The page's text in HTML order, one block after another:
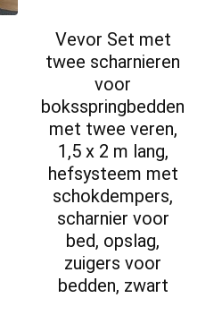
Vevor Set met
twee scharnieren
voor
boksspringbedden
met twee veren,
1,5 x 2 m lang,
hefsysteem met
schokdempers,
scharnier voor
bed, opslag,
zuigers voor
bedden, zwart